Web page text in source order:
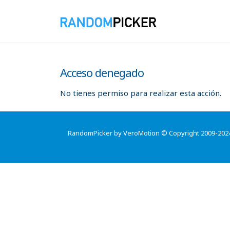
Acceso denegado
No tienes permiso para realizar esta acción.
RandomPicker by VeroMotion © Copyright 2009-